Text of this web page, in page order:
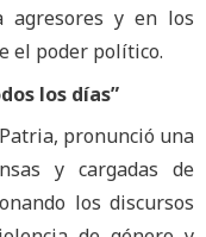
agresores y en los
el poder político.
los días”
pronunció una
y cargadas de
los discursos